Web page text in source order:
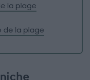
la plage
de la plage